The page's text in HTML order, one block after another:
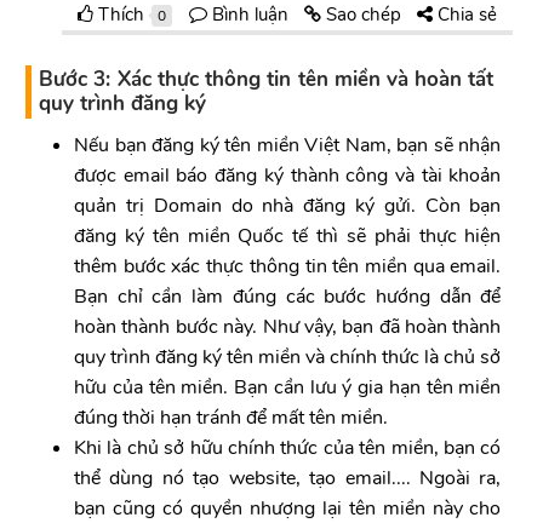
Thích 0 Bình luận Sao chép Chia sẻ
Bước 3: Xác thực thông tin tên miền và hoàn tất
quy trình đăng ký
Nếu bạn đăng ký tên miền Việt Nam, bạn sẽ nhận
được email báo đăng ký thành công và tài khoản
quản trị Domain do nhà đăng ký gửi. Còn bạn
đăng ký tên miền Quốc tế thì sẽ phải thực hiện
thêm bước xác thực thông tin tên miền qua email.
Bạn chỉ cần làm đúng các bước hướng dẫn để
hoàn thành bước này. Như vậy, bạn đã hoàn thành
quy trình đăng ký tên miền và chính thức là chủ sở
hữu của tên miền. Bạn cần lưu ý gia hạn tên miền
đúng thời hạn tránh để mất tên miền.
Khi là chủ sở hữu chính thức của tên miền, bạn có
thể dùng nó tạo website, tạo email.... Ngoài ra,
bạn cũng có quyền nhượng lại tên miền này cho